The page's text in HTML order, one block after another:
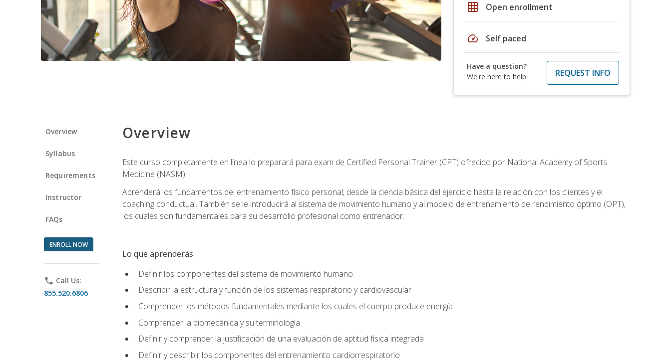
grid_on Open enrollment
speed Self paced
Have a question?
We're here to help
REQUEST INFO
Overview
Syllabus
Requirements
Instructor
FAQs
ENROLL NOW
phone Call Us:
855.520.6806
Overview
Este curso completamente en línea lo preparará para exam de Certified Personal Trainer (CPT) ofrecido por National Academy of Sports
Medicine (NASM).
Aprenderá los fundamentos del entrenamiento físico personal, desde la ciencia básica del ejercicio hasta la relación con los clientes y el
coaching conductual. También se le introducirá al sistema de movimiento humano y al modelo de entrenamiento de rendimiento óptimo (OPT),
los cuales son fundamentales para su desarrollo profesional como entrenador.
Lo que aprenderás
Definir los componentes del sistema de movimiento humano
Describir la estructura y función de los sistemas respiratorio y cardiovascular
Comprender los métodos fundamentales mediante los cuales el cuerpo produce energía
Comprender la biomecánica y su terminología
Definir y comprender la justificación de una evaluación de aptitud física integrada
Definir y describir los componentes del entrenamiento cardiorrespiratorio